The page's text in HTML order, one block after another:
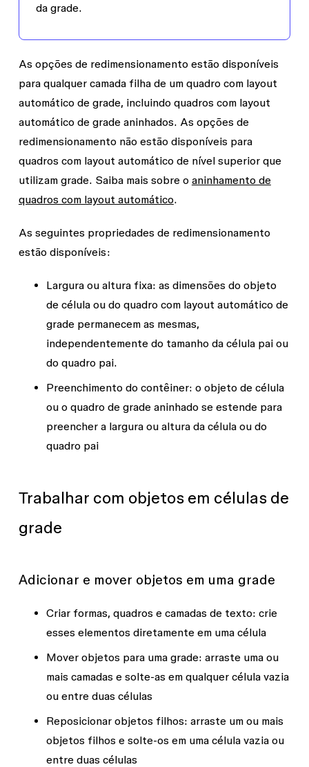
da grade.
As opções de redimensionamento estão disponíveis
para qualquer camada filha de um quadro com layout
automático de grade, incluindo quadros com layout
automático de grade aninhados. As opções de
redimensionamento não estão disponíveis para
quadros com layout automático de nível superior que
utilizam grade. Saiba mais sobre o aninhamento de
quadros com layout automático.
As seguintes propriedades de redimensionamento
estão disponíveis:
Largura ou altura fixa: as dimensões do objeto
de célula ou do quadro com layout automático de
grade permanecem as mesmas,
independentemente do tamanho da célula pai ou
do quadro pai.
Preenchimento do contêiner: o objeto de célula
ou o quadro de grade aninhado se estende para
preencher a largura ou altura da célula ou do
quadro pai
Trabalhar com objetos em células de
grade
Adicionar e mover objetos em uma grade
Criar formas, quadros e camadas de texto: crie
esses elementos diretamente em uma célula
Mover objetos para uma grade: arraste uma ou
mais camadas e solte-as em qualquer célula vazia
ou entre duas células
Reposicionar objetos filhos: arraste um ou mais
objetos filhos e solte-os em uma célula vazia ou
entre duas células